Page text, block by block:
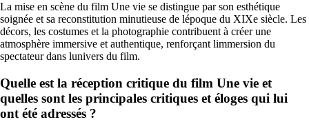
La mise en scène du film Une vie se distingue par son esthétique
soignée et sa reconstitution minutieuse de lépoque du XIXe siècle. Les
décors, les costumes et la photographie contribuent à créer une
atmosphère immersive et authentique, renforçant limmersion du
spectateur dans lunivers du film.
Quelle est la réception critique du film Une vie et
quelles sont les principales critiques et éloges qui lui
ont été adressés ?